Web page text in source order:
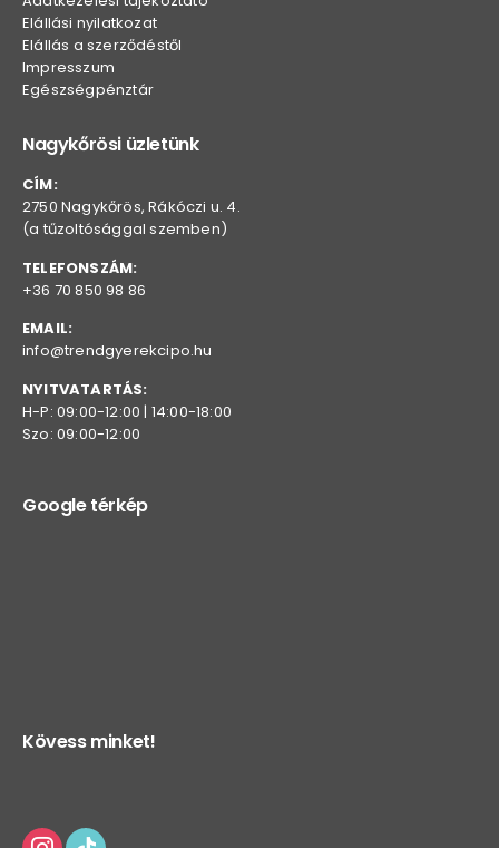
Elállási nyilatkozat
Elállás a szerződéstől
Impresszum
Egészségpénztár
Nagykőrösi üzletünk
CÍM:
2750 Nagykőrös, Rákóczi u. 4.
(a tűzoltósággal szemben)
TELEFONSZÁM:
+36 70 850 98 86
EMAIL:
info@trendgyerekcipo.hu
NYITVATARTÁS:
H-P: 09:00-12:00 | 14:00-18:00
Szo: 09:00-12:00
Google térkép
Kövess minket!